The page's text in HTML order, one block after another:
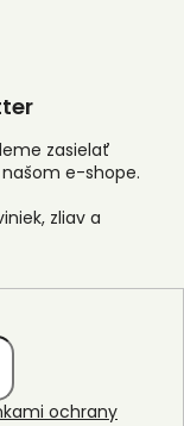
zasielať
e-shope.
ochrany